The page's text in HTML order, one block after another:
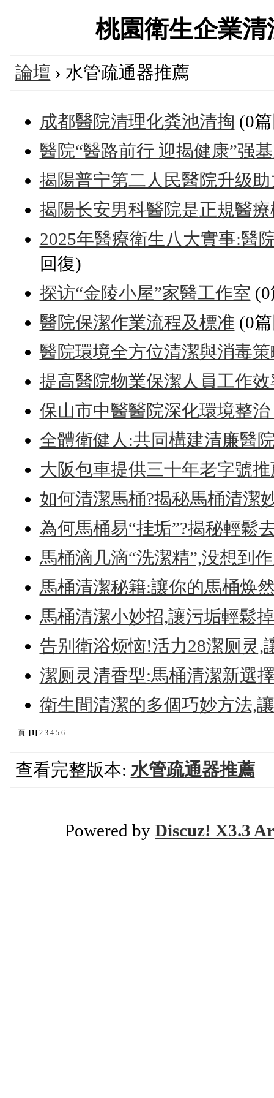
桃園衛生企業
論壇 › 水管疏通器推薦
成都醫院清理化粪池清掏 (0
醫院“醫路前行 迎揭健康”强
揭陽普宁第二人民醫院升级
揭陽长安男科醫院是正規醫療
2025年醫療衛生八大實事:醫
回復)
探访“金陵小屋”家醫工作室
醫院保潔作業流程及標准 (0
醫院環境全方位清潔與消毒
提高醫院物業保潔人員工作
保山市中醫醫院深化環境整
全體衛健人:共同構建清廉醫
大阪包車提供三十年老字號
如何清潔馬桶?揭秘馬桶清潔
為何馬桶易“挂垢”?揭秘輕鬆
馬桶滴几滴“洗潔精”,没想到
馬桶清潔秘籍:讓你的馬桶焕
馬桶清潔小妙招,讓污垢輕鬆
告别衛浴烦恼!活力28潔厕灵,
潔厕灵清香型:馬桶清潔新選
衛生間清潔的多個巧妙方法,
頁: [1] 2 3 4 5 6
查看完整版本: 水管疏通器推薦
Powered by Discuz! X3.3